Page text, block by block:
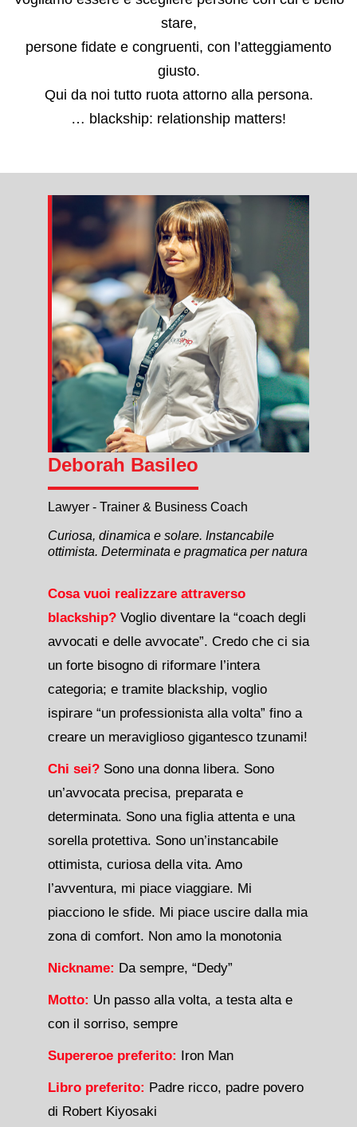
stare,
persone fidate e congruenti, con l’atteggiamento
giusto.
Qui da noi tutto ruota attorno alla persona.
… blackship: relationship matters!
Deborah Basileo
Lawyer - Trainer & Business Coach
Curiosa, dinamica e solare. Instancabile
ottimista. Determinata e pragmatica per natura
Cosa vuoi realizzare attraverso
blackship?Voglio diventare la “coach degli
avvocati e delle avvocate”. Credo che ci sia
un forte bisogno di riformare l’intera
categoria; e tramite blackship, voglio
ispirare “un professionista alla volta” fino a
creare un meraviglioso gigantesco tzunami!
Chi sei?Sono una donna libera. Sono
un’avvocata precisa, preparata e
determinata. Sono una figlia attenta e una
sorella protettiva. Sono un’instancabile
ottimista, curiosa della vita. Amo
l’avventura, mi piace viaggiare. Mi
piacciono le sfide. Mi piace uscire dalla mia
zona di comfort. Non amo la monotonia
Nickname: Da sempre, “Dedy”
Motto: Un passo alla volta, a testa alta e
con il sorriso, sempre
Supereroe preferito: Iron Man
Libro preferito: Padre ricco, padre povero
di Robert Kiyosaki